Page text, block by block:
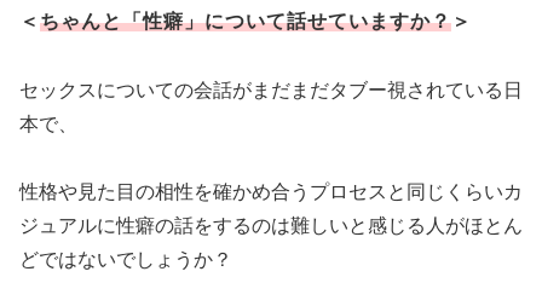
＜ ちゃんと「性癖」について話せていますか？ ＞
セックスについての会話がまだまだタブー視されている日
本で、
性格や見た目の相性を確かめ合うプロセスと同じくらいカ
ジュアルに性癖の話をするのは難しいと感じる人がほとん
どではないでしょうか？